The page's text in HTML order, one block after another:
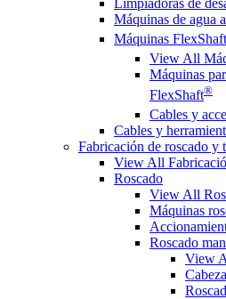
Máquinas de agua
Máquinas FlexShaft
View All
Máquinas
FlexShaft®
Cables y
Cables y
Fabricación de roscado y
View All
Roscado
View All
Máquinas
Roscado
View